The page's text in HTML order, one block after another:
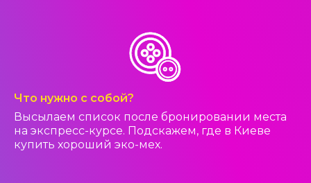
Что нужно с собой?
Высылаем список после бронировании места
на экспресс-курсе. Подскажем, где в Киеве
купить хороший эко-мех.